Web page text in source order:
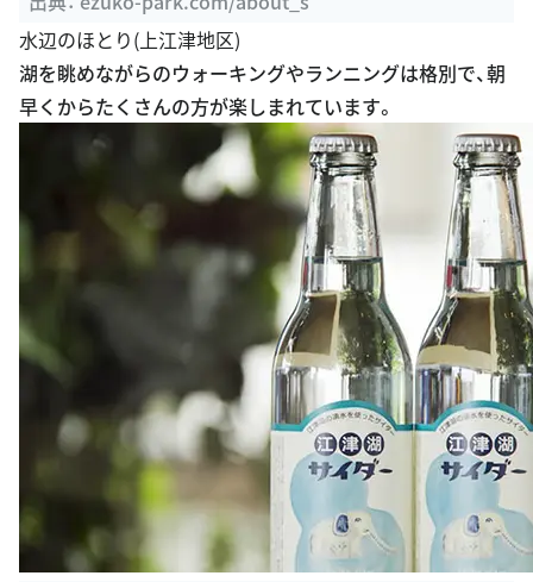
水辺のほとり(上江津地区)
湖を眺めながらのウォーキングやランニングは格別で、朝
早くからたくさんの方が楽しまれています。